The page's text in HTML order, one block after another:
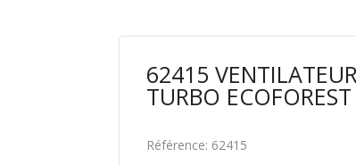
62415
TURBO ECOFOREST
Référence: 62415